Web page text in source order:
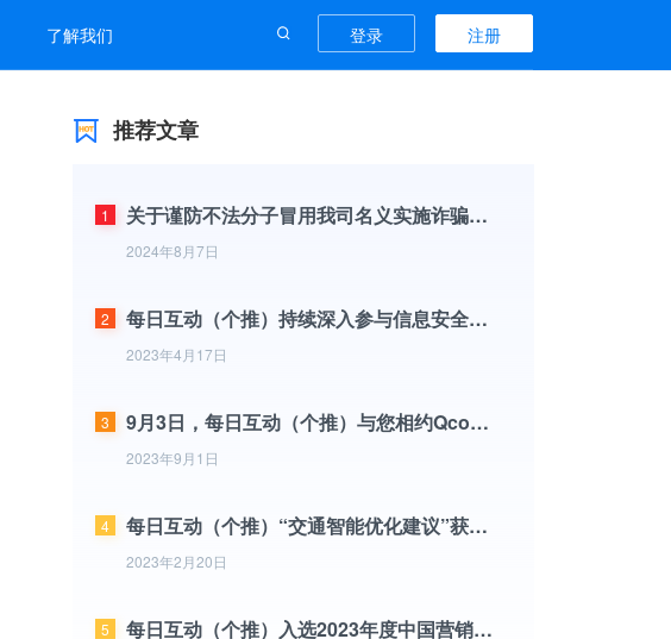
了解我们 登录 注册
推荐文章
1 关于谨防不法分子冒用我司名义实施诈骗行为的声明
2024年8月7日
2 每日互动（个推）持续深入参与信息安全标准化工作
2023年4月17日
3 9月3日，每日互动（个推）与您相约Qcon全球软件开发大会
2023年9月1日
4 每日互动（个推）“交通智能优化建议”获杭州市政协2022年度优秀提案
2023年2月20日
5 每日互动（个推）入选2023年度中国营销技术（MarTech）500强竞争力榜单